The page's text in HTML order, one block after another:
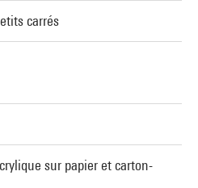
carrés
sur papier et carton-